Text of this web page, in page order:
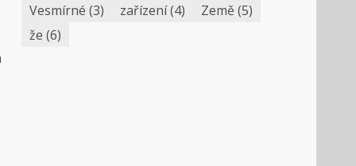
Vesmírné (3) zařízení(4) Země(5)
že (6)